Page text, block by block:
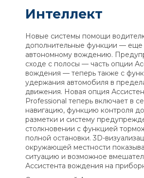
Интеллект
Новые системы помощи
дополнительные функции —
автономному вождению.
сходе с полосы — часть опции
вождения — теперь также с
удержания автомобиля в
движения. Новая опция
Professional теперь включает в
навигацию, функцию контроля
разметки и систему
столкновении с функцией
полной остановки. 3D-
окружающей местности
ситуацию и возможное
Ассистента вождения на